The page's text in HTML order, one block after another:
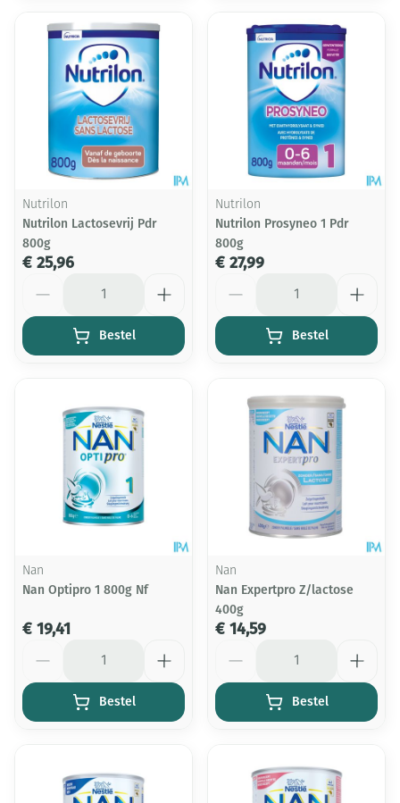
Nutrilon
Nutrilon Lactosevrij Pdr
800g
€ 25,96
Bestel
Nutrilon
Nutrilon Prosyneo 1 Pdr
800g
€ 27,99
Bestel
Nan
Nan Optipro 1 800g Nf
€ 19,41
Bestel
Nan
Nan Expertpro Z/lactose
400g
€ 14,59
Bestel